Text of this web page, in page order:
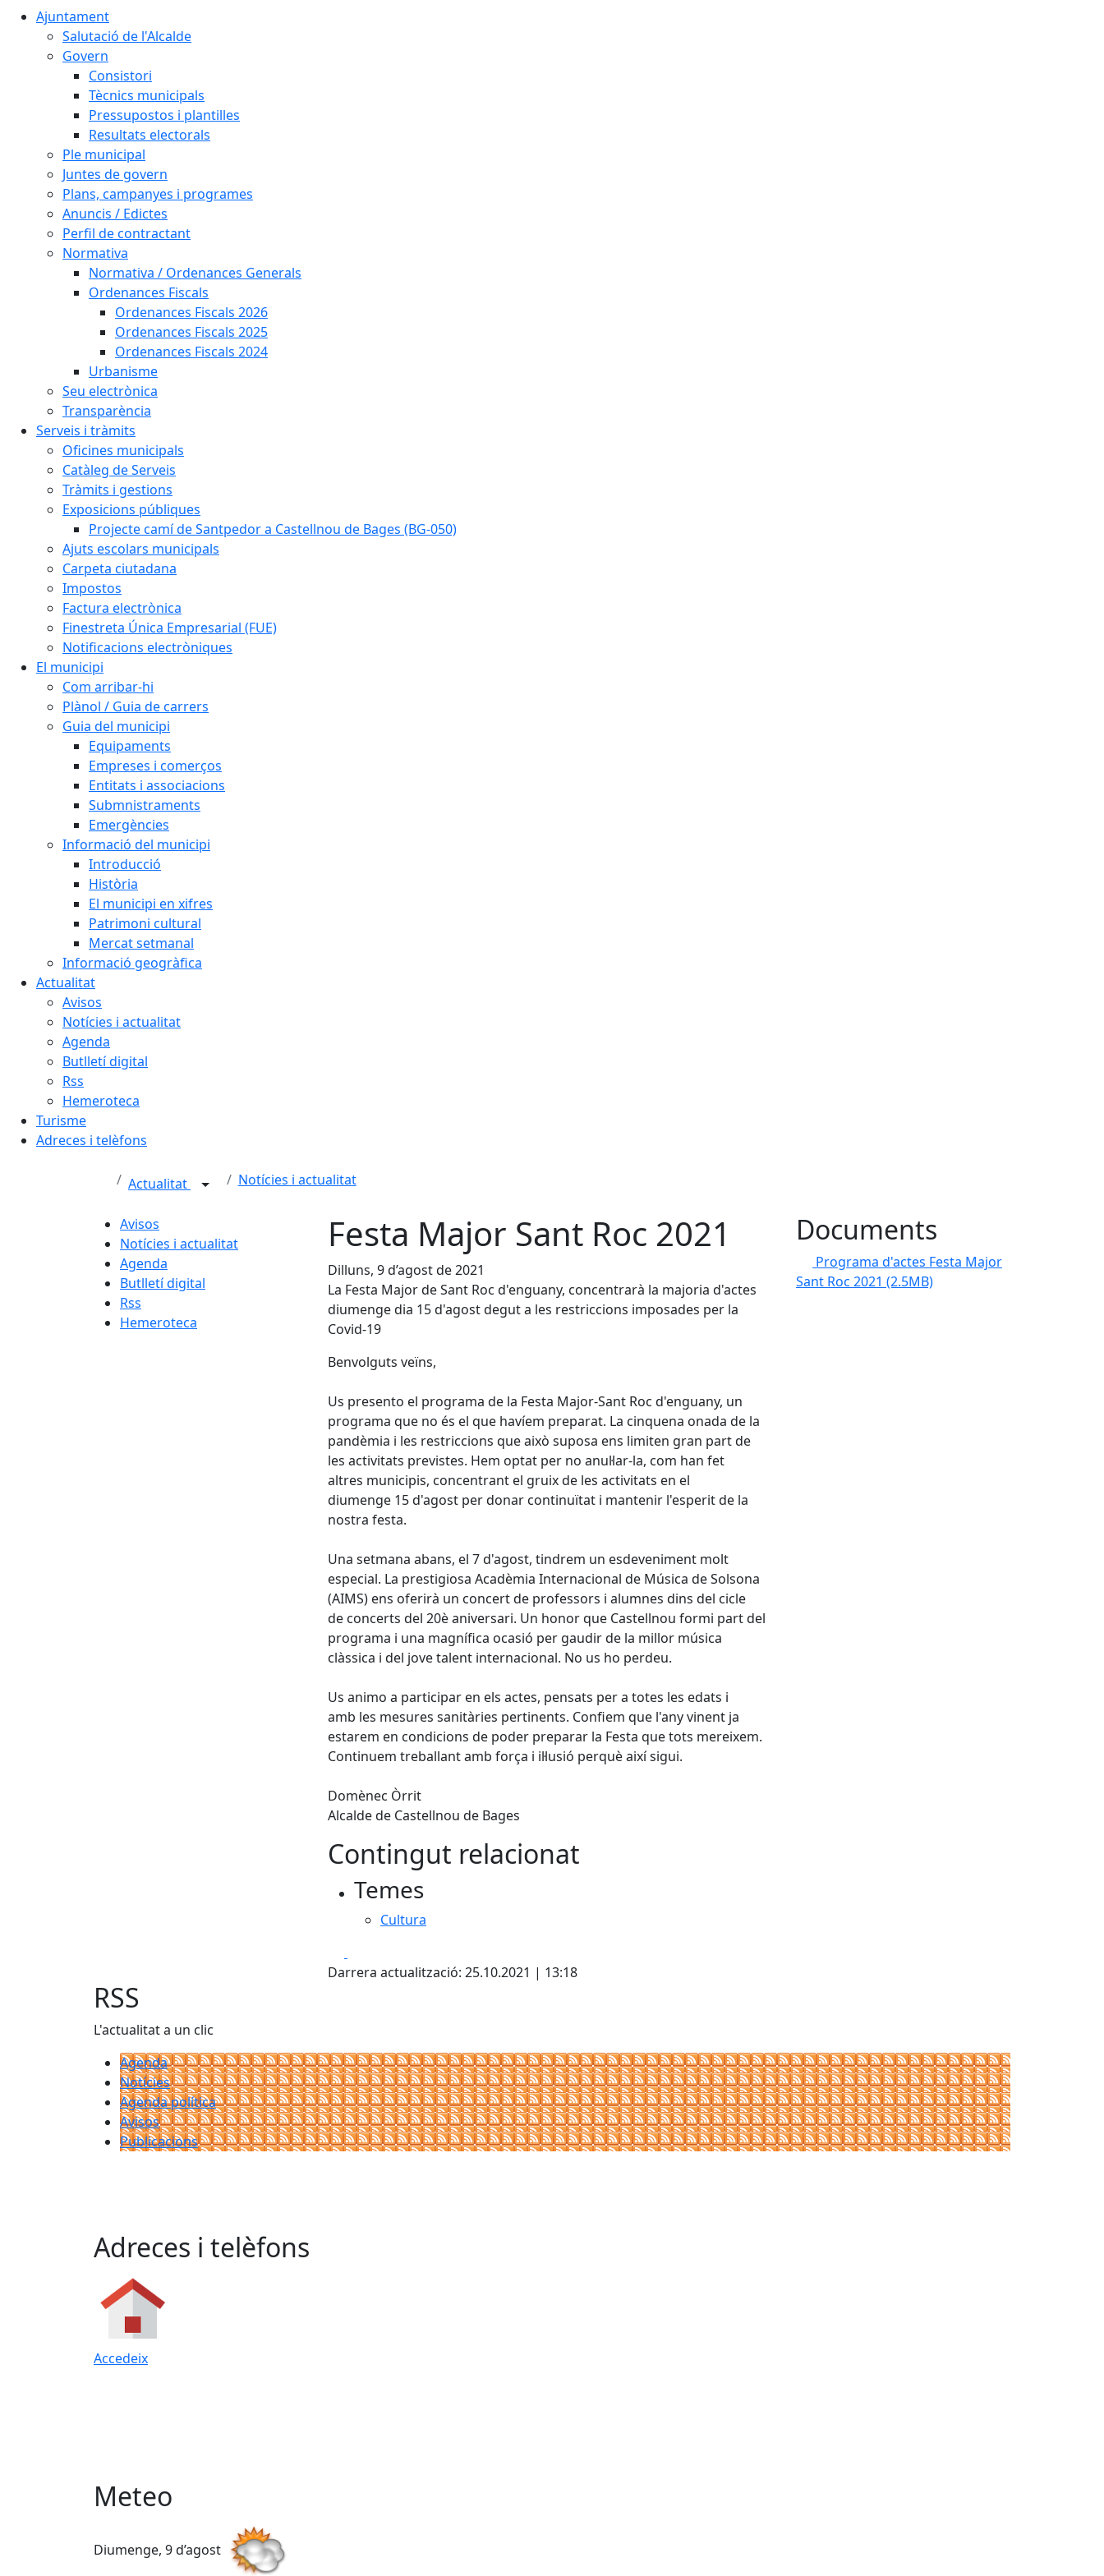
Ajuntament
Salutació de l'Alcalde
Govern
Consistori
Tècnics municipals
Pressupostos i plantilles
Resultats electorals
Ple municipal
Juntes de govern
Plans, campanyes i programes
Anuncis / Edictes
Perfil de contractant
Normativa
Normativa / Ordenances Generals
Ordenances Fiscals
Ordenances Fiscals 2026
Ordenances Fiscals 2025
Ordenances Fiscals 2024
Urbanisme
Seu electrònica
Transparència
Serveis i tràmits
Oficines municipals
Catàleg de Serveis
Tràmits i gestions
Exposicions públiques
Projecte camí de Santpedor a Castellnou de Bages (BG-050)
Ajuts escolars municipals
Carpeta ciutadana
Impostos
Factura electrònica
Finestreta Única Empresarial (FUE)
Notificacions electròniques
El municipi
Com arribar-hi
Plànol / Guia de carrers
Guia del municipi
Equipaments
Empreses i comerços
Entitats i associacions
Submnistraments
Emergències
Informació del municipi
Introducció
Història
El municipi en xifres
Patrimoni cultural
Mercat setmanal
Informació geogràfica
Actualitat
Avisos
Notícies i actualitat
Agenda
Butlletí digital
Rss
Hemeroteca
Turisme
Adreces i telèfons
Actualitat Notícies i actualitat
Avisos
Notícies i actualitat
Agenda
Butlletí digital
Rss
Hemeroteca
Festa Major Sant Roc 2021
Dilluns, 9 d’agost de 2021
La Festa Major de Sant Roc d'enguany, concentrarà la majoria d'actes
diumenge dia 15 d'agost degut a les restriccions imposades per la
Covid-19
Benvolguts veïns,
Us presento el programa de la Festa Major-Sant Roc d'enguany, un
programa que no és el que havíem preparat. La cinquena onada de la
pandèmia i les restriccions que això suposa ens limiten gran part de
les activitats previstes. Hem optat per no anul·lar-la, com han fet
altres municipis, concentrant el gruix de les activitats en el
diumenge 15 d'agost per donar continuïtat i mantenir l'esperit de la
nostra festa.
Una setmana abans, el 7 d'agost, tindrem un esdeveniment molt
especial. La prestigiosa Acadèmia Internacional de Música de Solsona
(AIMS) ens oferirà un concert de professors i alumnes dins del cicle
de concerts del 20è aniversari. Un honor que Castellnou formi part del
programa i una magnífica ocasió per gaudir de la millor música
clàssica i del jove talent internacional. No us ho perdeu.
Us animo a participar en els actes, pensats per a totes les edats i
amb les mesures sanitàries pertinents. Confiem que l'any vinent ja
estarem en condicions de poder preparar la Festa que tots mereixem.
Continuem treballant amb força i il·lusió perquè així sigui.
Domènec Òrrit
Alcalde de Castellnou de Bages
Contingut relacionat
Temes
Cultura
Darrera actualització: 25.10.2021 | 13:18
Documents
Programa d'actes Festa Major
Sant Roc 2021 (2.5MB)
RSS
L'actualitat a un clic
Agenda
Notícies
Agenda política
Avisos
Publicacions
Adreces i telèfons
Accedeix
Meteo
Diumenge, 9 d’agost